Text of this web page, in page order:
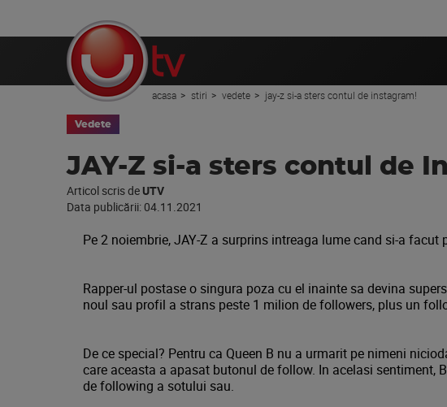
acasa stiri vedete jay-z si-a sters contul de instagram!
Vedete
JAY-Z si-a sters contul de
Articol scris de UTV
Data publicării: 04.11.2021
Pe 2 noiembrie, JAY-Z a surprins intreaga lume cand si-a
Rapper-ul postase o singura poza cu el inainte sa devina
noul sau profil a strans peste 1 milion de followers, plus un
De ce special? Pentru ca Queen B nu a urmarit pe nimeni
care aceasta a apasat butonul de follow. In acelasi sentiment,
de following a sotului sau.